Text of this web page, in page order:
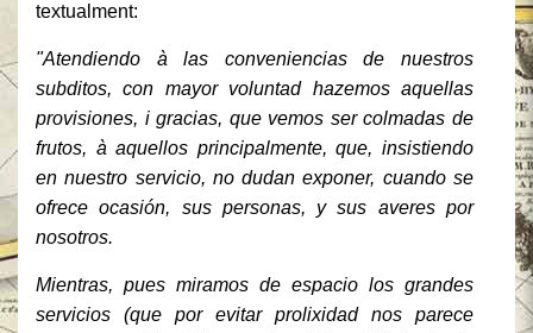
textualment:
"Atendiendo à las conveniencias de nuestros
subditos, con mayor voluntad hazemos aquellas
provisiones, i gracias, que vemos ser colmadas de
frutos, à aquellos principalmente, que, insistiendo
en nuestro servicio, no dudan exponer, cuando se
ofrece ocasión, sus personas, y sus averes por
nosotros.
Mientras, pues miramos de espacio los grandes
servicios (que por evitar prolixidad nos parece